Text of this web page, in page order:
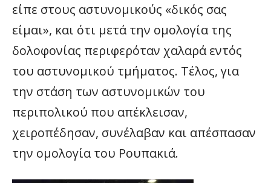
είπε στους αστυνομικούς «δικός σας
είμαι», και ότι μετά την ομολογία της
δολοφονίας περιφερόταν χαλαρά εντός
του αστυνομικού τμήματος. Τέλος, για
την στάση των αστυνομικών του
περιπολικού που απέκλεισαν,
χειροπέδησαν, συνέλαβαν και απέσπασαν
την ομολογία του Ρουπακιά.